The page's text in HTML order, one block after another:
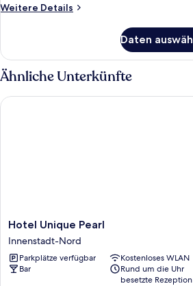
Weitere Details
Weitere
Doppelzimmer
Daten
Ähnliche Unterkünfte
Hotel
Unique
Pearl
Innenstadt-
Nord
Hotel Unique Pearl
Innenstadt-Nord
Parkplätze verfügbar
Kostenloses WLAN
Bar
Rund um die Uhr
besetzte Rezeption
Hotel Unique Pearl